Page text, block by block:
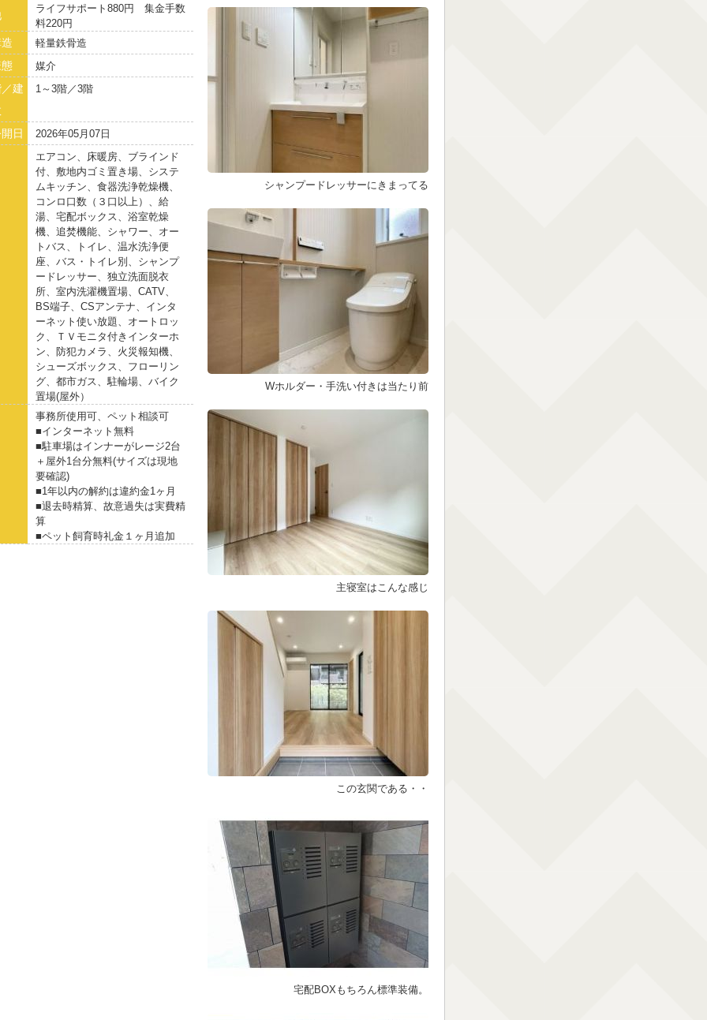
ライフサポート880円 集金手数
料220円
軽量鉄骨造
媒介
建
1～3階／3階
日
2026年05月07日
エアコン、床暖房、ブラインド
付、敷地内ゴミ置き場、システ
ムキッチン、食器洗浄乾燥機、
コンロ口数（３口以上）、給
湯、宅配ボックス、浴室乾燥
機、追焚機能、シャワー、オー
トバス、トイレ、温水洗浄便
座、バス・トイレ別、シャンプ
ードレッサー、独立洗面脱衣
所、室内洗濯機置場、CATV、
BS端子、CSアンテナ、インタ
ーネット使い放題、オートロッ
ク、ＴＶモニタ付きインターホ
ン、防犯カメラ、火災報知機、
シューズボックス、フローリン
グ、都市ガス、駐輪場、バイク
置場(屋外）
事務所使用可、ペット相談可
■インターネット無料
■駐車場はインナーがレージ2台
＋屋外1台分無料(サイズは現地
要確認)
■1年以内の解約は違約金1ヶ月
■退去時精算、故意過失は実費精
算
■ペット飼育時礼金１ヶ月追加
シャンプードレッサーにきまってる
Wホルダー・手洗い付きは当たり前
主寝室はこんな感じ
この玄関である・・
宅配BOXもちろん標準装備。